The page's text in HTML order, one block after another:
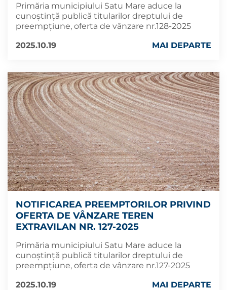
Primăria municipiului Satu Mare aduce la
cunoștință publică titularilor dreptului de
preempțiune, oferta de vânzare nr.128-2025
2025.10.19
MAI DEPARTE
NOTIFICAREA PREEMPTORILOR PRIVIND
OFERTA DE VÂNZARE TEREN
EXTRAVILAN NR. 127-2025
Primăria municipiului Satu Mare aduce la
cunoștință publică titularilor dreptului de
preempțiune, oferta de vânzare nr.127-2025
2025.10.19
MAI DEPARTE